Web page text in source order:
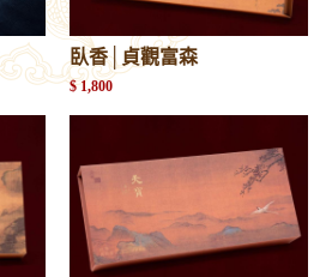
臥香│貞觀富森
$ 1,800